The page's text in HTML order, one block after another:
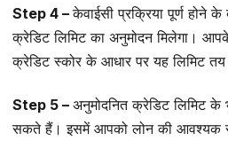
Step 4 –केवाईसी प्रक्रिया पूर्ण होने
क्रेडिट लिमिट का अनुमोदन मिलेगा।
क्रेडिट स्कोर के आधार पर यह लिमिट तय
Step 5 – अनुमोदनित क्रेडिट लिमिट
सकते हैं। इसमें आपको लोन की आवश्यक